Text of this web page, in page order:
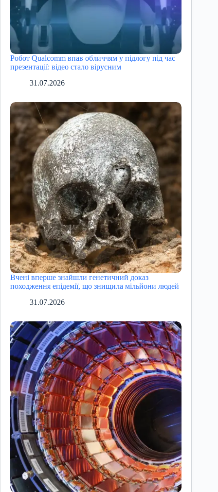
Робот Qualcomm впав обличчям у підлогу під час
презентації: відео стало вірусним
31.07.2026
Вчені вперше знайшли генетичний доказ
походження епідемії, що знищила мільйони людей
31.07.2026